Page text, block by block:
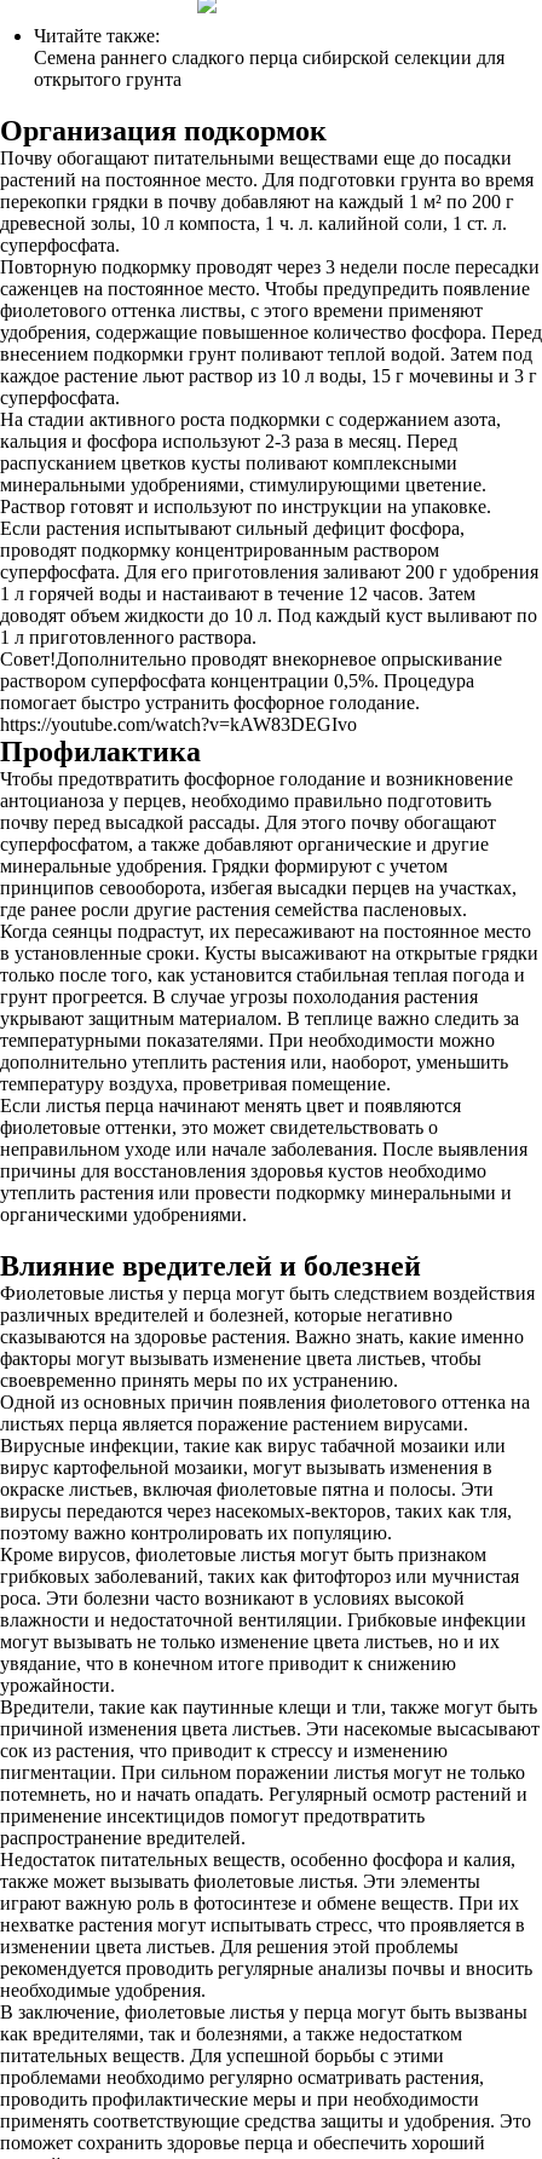
Читайте также:
Семена раннего сладкого перца сибирской селекции для
открытого грунта
Организация подкормок
Почву обогащают питательными веществами еще до посадки
растений на постоянное место. Для подготовки грунта во время
перекопки грядки в почву добавляют на каждый 1 м² по 200 г
древесной золы, 10 л компоста, 1 ч. л. калийной соли, 1 ст. л.
суперфосфата.
Повторную подкормку проводят через 3 недели после пересадки
саженцев на постоянное место. Чтобы предупредить появление
фиолетового оттенка листвы, с этого времени применяют
удобрения, содержащие повышенное количество фосфора. Перед
внесением подкормки грунт поливают теплой водой. Затем под
каждое растение льют раствор из 10 л воды, 15 г мочевины и 3 г
суперфосфата.
На стадии активного роста подкормки с содержанием азота,
кальция и фосфора используют 2-3 раза в месяц. Перед
распусканием цветков кусты поливают комплексными
минеральными удобрениями, стимулирующими цветение.
Раствор готовят и используют по инструкции на упаковке.
Если растения испытывают сильный дефицит фосфора,
проводят подкормку концентрированным раствором
суперфосфата. Для его приготовления заливают 200 г удобрения
1 л горячей воды и настаивают в течение 12 часов. Затем
доводят объем жидкости до 10 л. Под каждый куст выливают по
1 л приготовленного раствора.
Совет!Дополнительно проводят внекорневое опрыскивание
раствором суперфосфата концентрации 0,5%. Процедура
помогает быстро устранить фосфорное голодание.
https://youtube.com/watch?v=kAW83DEGIvo
Профилактика
Чтобы предотвратить фосфорное голодание и возникновение
антоцианоза у перцев, необходимо правильно подготовить
почву перед высадкой рассады. Для этого почву обогащают
суперфосфатом, а также добавляют органические и другие
минеральные удобрения. Грядки формируют с учетом
принципов севооборота, избегая высадки перцев на участках,
где ранее росли другие растения семейства пасленовых.
Когда сеянцы подрастут, их пересаживают на постоянное место
в установленные сроки. Кусты высаживают на открытые грядки
только после того, как установится стабильная теплая погода и
грунт прогреется. В случае угрозы похолодания растения
укрывают защитным материалом. В теплице важно следить за
температурными показателями. При необходимости можно
дополнительно утеплить растения или, наоборот, уменьшить
температуру воздуха, проветривая помещение.
Если листья перца начинают менять цвет и появляются
фиолетовые оттенки, это может свидетельствовать о
неправильном уходе или начале заболевания. После выявления
причины для восстановления здоровья кустов необходимо
утеплить растения или провести подкормку минеральными и
органическими удобрениями.
Влияние вредителей и болезней
Фиолетовые листья у перца могут быть следствием воздействия
различных вредителей и болезней, которые негативно
сказываются на здоровье растения. Важно знать, какие именно
факторы могут вызывать изменение цвета листьев, чтобы
своевременно принять меры по их устранению.
Одной из основных причин появления фиолетового оттенка на
листьях перца является поражение растением вирусами.
Вирусные инфекции, такие как вирус табачной мозаики или
вирус картофельной мозаики, могут вызывать изменения в
окраске листьев, включая фиолетовые пятна и полосы. Эти
вирусы передаются через насекомых-векторов, таких как тля,
поэтому важно контролировать их популяцию.
Кроме вирусов, фиолетовые листья могут быть признаком
грибковых заболеваний, таких как фитофтороз или мучнистая
роса. Эти болезни часто возникают в условиях высокой
влажности и недостаточной вентиляции. Грибковые инфекции
могут вызывать не только изменение цвета листьев, но и их
увядание, что в конечном итоге приводит к снижению
урожайности.
Вредители, такие как паутинные клещи и тли, также могут быть
причиной изменения цвета листьев. Эти насекомые высасывают
сок из растения, что приводит к стрессу и изменению
пигментации. При сильном поражении листья могут не только
потемнеть, но и начать опадать. Регулярный осмотр растений и
применение инсектицидов помогут предотвратить
распространение вредителей.
Недостаток питательных веществ, особенно фосфора и калия,
также может вызывать фиолетовые листья. Эти элементы
играют важную роль в фотосинтезе и обмене веществ. При их
нехватке растения могут испытывать стресс, что проявляется в
изменении цвета листьев. Для решения этой проблемы
рекомендуется проводить регулярные анализы почвы и вносить
необходимые удобрения.
В заключение, фиолетовые листья у перца могут быть вызваны
как вредителями, так и болезнями, а также недостатком
питательных веществ. Для успешной борьбы с этими
проблемами необходимо регулярно осматривать растения,
проводить профилактические меры и при необходимости
применять соответствующие средства защиты и удобрения. Это
поможет сохранить здоровье перца и обеспечить хороший